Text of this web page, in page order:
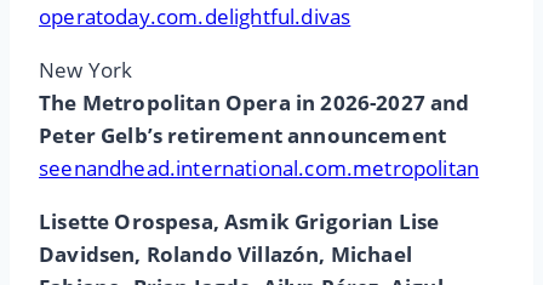
operatoday.com.delightful.divas
New York
The Metropolitan Opera in 2026-2027 and
Peter Gelb’s retirement announcement
seenandhead.international.com.metropolitan
Lisette Orospesa, Asmik Grigorian Lise
Davidsen, Rolando Villazón, Michael